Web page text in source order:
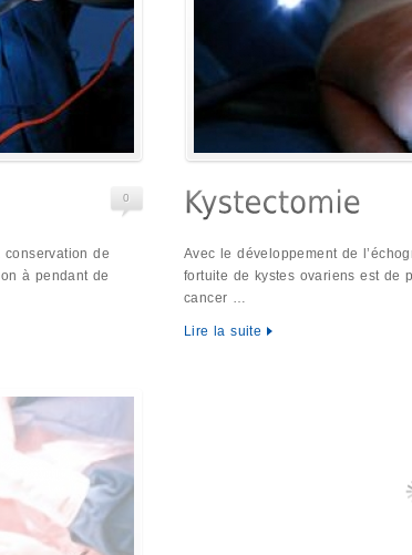
0
conservation de
à pendant de
Avec le développement de
fortuite de kystes ovariens est de
cancer …
Lire la suite